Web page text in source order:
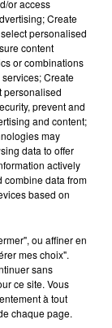
qui
: du
2023.
Samedi 27 Mai
Rohan à
or access
Create
personalised
content
or combinations
Create
personalised
prevent and
and content;
may
data to offer
actively
combine data from
based on
ou affiner en
mes choix".
sans
ce site. Vous
à tout
chaque page.